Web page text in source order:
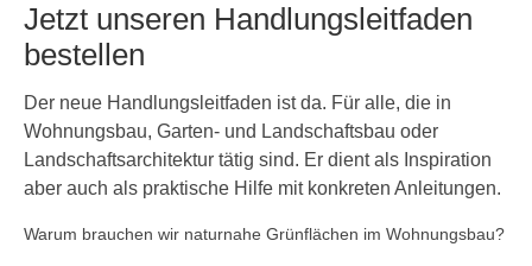
Jetzt unseren Handlungsleitfaden
bestellen
Der neue Handlungsleitfaden ist da. Für alle, die in
Wohnungsbau, Garten- und Landschaftsbau oder
Landschaftsarchitektur tätig sind. Er dient als Inspiration
aber auch als praktische Hilfe mit konkreten Anleitungen.
Warum brauchen wir naturnahe Grünflächen im Wohnungsbau?